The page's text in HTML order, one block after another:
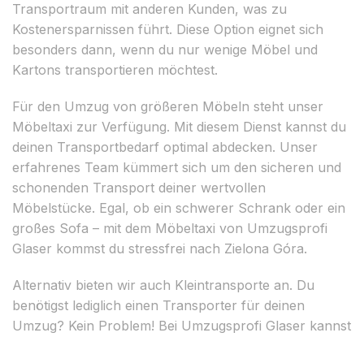
Transportraum mit anderen Kunden, was zu
Kostenersparnissen führt. Diese Option eignet sich
besonders dann, wenn du nur wenige Möbel und
Kartons transportieren möchtest.
Für den Umzug von größeren Möbeln steht unser
Möbeltaxi zur Verfügung. Mit diesem Dienst kannst du
deinen Transportbedarf optimal abdecken. Unser
erfahrenes Team kümmert sich um den sicheren und
schonenden Transport deiner wertvollen
Möbelstücke. Egal, ob ein schwerer Schrank oder ein
großes Sofa – mit dem Möbeltaxi von Umzugsprofi
Glaser kommst du stressfrei nach Zielona Góra.
Alternativ bieten wir auch Kleintransporte an. Du
benötigst lediglich einen Transporter für deinen
Umzug? Kein Problem! Bei Umzugsprofi Glaser kannst